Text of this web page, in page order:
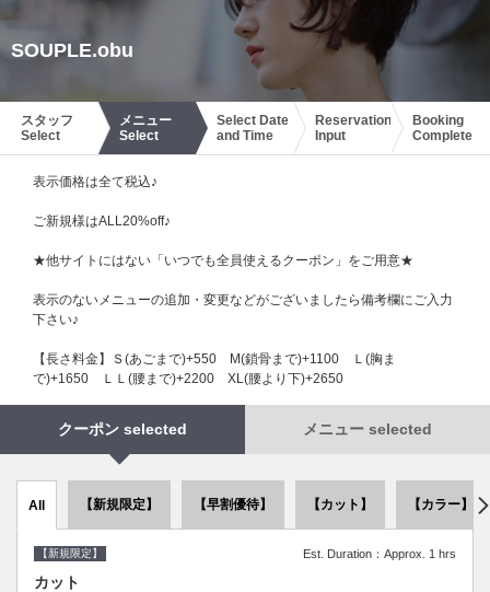
SOUPLE.obu
スタッフ
Select
メニュー
Select
Select Date
and Time
Reservation
Input
Booking
Complete
表示価格は全て税込♪
ご新規様はALL20%off♪
★他サイトにはない「いつでも全員使えるクーポン」をご用意★
表示のないメニューの追加・変更などがございましたら備考欄にご入力
下さい♪
【長さ料金】Ｓ(あごまで)+550 М(鎖骨まで)+1100 Ｌ(胸ま
で)+1650 ＬＬ(腰まで)+2200 XL(腰より下)+2650
クーポン selected メニュー selected
All 【新規限定】 【早割優待】 【カット】 【カラー】
【新規限定】 Est. Duration：Approx. 1 hrs
カット